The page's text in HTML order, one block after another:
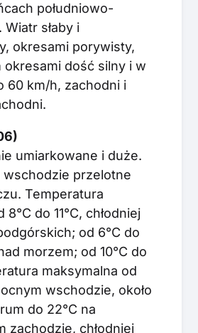
południowo-
słaby i
okresami porywisty,
okresami dość silny i w
60 km/h, zachodni i
umiarkowane i duże.
wschodzie przelotne
Temperatura
8°C do 11°C, chłodniej
od 6°C do
morzem; od 10°C do
maksymalna od
wschodzie, około
do 22°C na
zachodzie, chłodniej